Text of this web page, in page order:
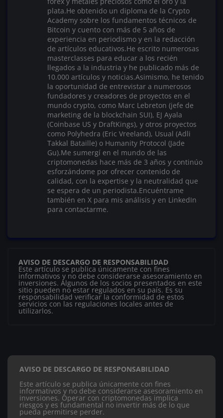
plata.He obtenido un diploma de la Crypto
Academy sobre los fundamentos técnicos de
Bitcoin y cuento con más de 5 años de
experiencia en periodismo y en la redacción
de artículos educativos.He escrito numerosas
masterclasses para educar a los recién
llegados a la industria y he publicado más de
10.000 artículos y noticias.Asimismo, he tenido
la oportunidad de entrevistar a numerosos
fundadores y creadores de proyectos en el
mundo crypto, como Marc Lebreton (jefe de
marketing de la blockchain SUI), EJ Ayala
(Coinbase US y DraftKings), y otros proyectos
como Polyhedra (Eric Vreeland), Usual (Adli
Takkal Bataille) o Humanity Protocol (Jade
Gu).Me sumergí en el mundo de las
criptomonedas hace más de 3 años y continúo
esforzándome por ofrecer contenido de
calidad, con la expertise y la neutralidad que
se espera de un periodista.Encuéntrame
también en X para mis análisis y en LinkedIn
para contactarme.
AVISO DE DESCARGO DE RESPONSABILIDAD
Este artículo se publica únicamente con fines
informativos y no debe considerarse asesoramiento en
inversiones. Algunos de los socios presentados en este
sitio pueden no estar regulados en su país. Es su
responsabilidad verificar la conformidad de estos
servicios con las regulaciones locales antes de
utilizarlos.
AVISO DE DESCARGO DE RESPONSABILIDAD
Este artículo se publica únicamente con fines
informativos y no debe considerarse asesoramiento en
inversiones. Operar con criptomonedas implica
riesgos y es fundamental no invertir más de lo que
pueda permitirse perder.